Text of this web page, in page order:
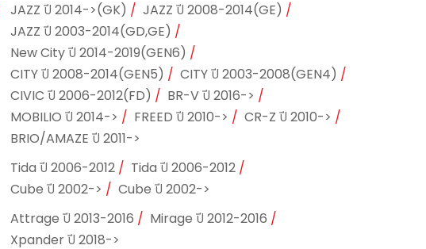
JAZZ ปี 2014->(GK)
JAZZ ปี 2008-2014(GE)
JAZZ ปี 2003-2014(GD,GE)
New City ปี 2014-2019(GEN6)
CITY ปี 2008-2014(GEN5)
CITY ปี 2003-2008(GEN4)
CIVIC ปี 2006-2012(FD)
BR-V ปี 2016->
MOBILIO ปี 2014->
FREED ปี 2010->
CR-Z ปี 2010->
BRIO/AMAZE ปี 2011->
Tida ปี 2006-2012
Tida ปี 2006-2012
Cube ปี 2002->
Cube ปี 2002->
Attrage ปี 2013-2016
Mirage ปี 2012-2016
Xpander ปี 2018->